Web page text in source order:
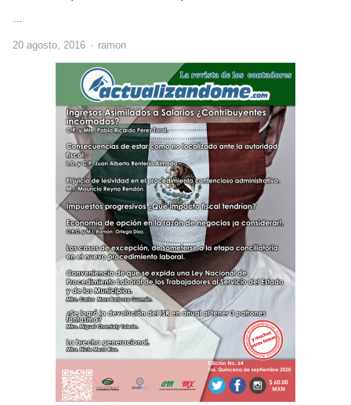
20 agosto, 2016 Author
ramon